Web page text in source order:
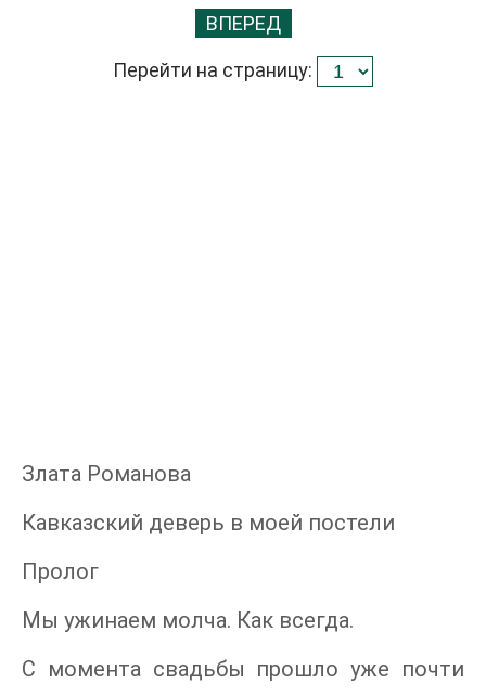
ВПЕРЕД
Перейти на страницу:
Злата Романова
Кавказский деверь в моей постели
Пролог
Мы ужинаем молча. Как всегда.
С момента свадьбы прошло уже почти